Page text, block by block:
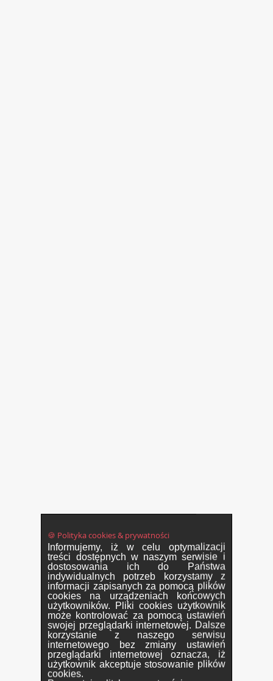
🍪 Polityka cookies & prywatności
Informujemy, iż w celu optymalizacji
treści dostępnych w naszym serwisie i
dostosowania ich do Państwa
indywidualnych potrzeb korzystamy z
informacji zapisanych za pomocą plików
cookies na urządzeniach końcowych
użytkowników. Pliki cookies użytkownik
może kontrolować za pomocą ustawień
swojej przeglądarki internetowej. Dalsze
korzystanie z naszego serwisu
internetowego bez zmiany ustawień
przeglądarki internetowej oznacza, iż
użytkownik akceptuje stosowanie plików
cookies.